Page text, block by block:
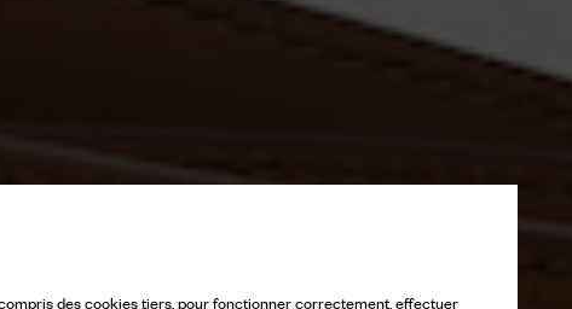
des cookies tiers, pour fonctionner correctement, effectuer